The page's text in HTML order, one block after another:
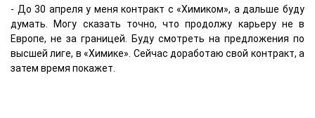
- До 30 апреля у меня контракт с «Химиком», а дальше буду
думать. Могу сказать точно, что продолжу карьеру не в
Европе, не за границей. Буду смотреть на предложения по
высшей лиге, в «Химике». Сейчас доработаю свой контракт, а
затем время покажет.